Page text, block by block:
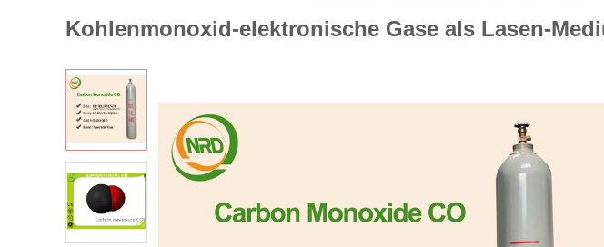
Kohlenmonoxid-elektronische Gase als Lasen-